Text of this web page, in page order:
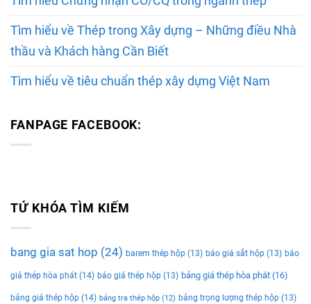
Tìm hiểu về Thép trong Xây dựng – Những điều Nhà
thầu và Khách hàng Cần Biết
Tìm hiểu về tiêu chuẩn thép xây dựng Việt Nam
FANPAGE FACEBOOK:
TỨ KHÓA TÌM KIẾM
bang gia sat hop (24) barem thép hộp (13) báo giá sắt hộp (13) báo
giá thép hòa phát (14) báo giá thép hộp (13) bảng giá thép hòa phát (16)
bảng giá thép hộp (14) bảng tra thép hộp (12) bảng trọng lượng thép hộp (13)